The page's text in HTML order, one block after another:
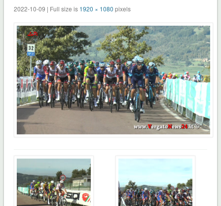
2022-10-09 | Full size is 1920 × 1080 pixels